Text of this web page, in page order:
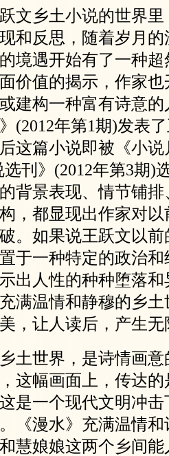
乡土小说的世界里
和反思，随着岁月
境遇开始有了一种
价值的揭示，作家
建构一种富有诗意
(2012年第1期)发表
这篇小说即被《小说
刊》(2012年第3期)
背景表现、情节铺
，都显现出作家对
。如果说王跃文以
于一种特定的政治
出人性的种种堕落
满温情和静穆的乡
，让人读后，产生
世界，是诗情画意
这幅画面上，传达
是一个现代文明冲
《漫水》充满温情
慧娘娘这两个乡间